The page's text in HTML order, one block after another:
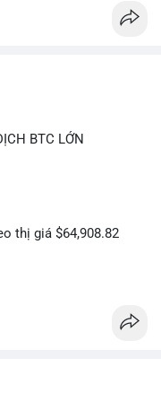
BTC LỚN
thị giá $64,908.82
hiện trong khung giờ
tái phân bổ tài sản